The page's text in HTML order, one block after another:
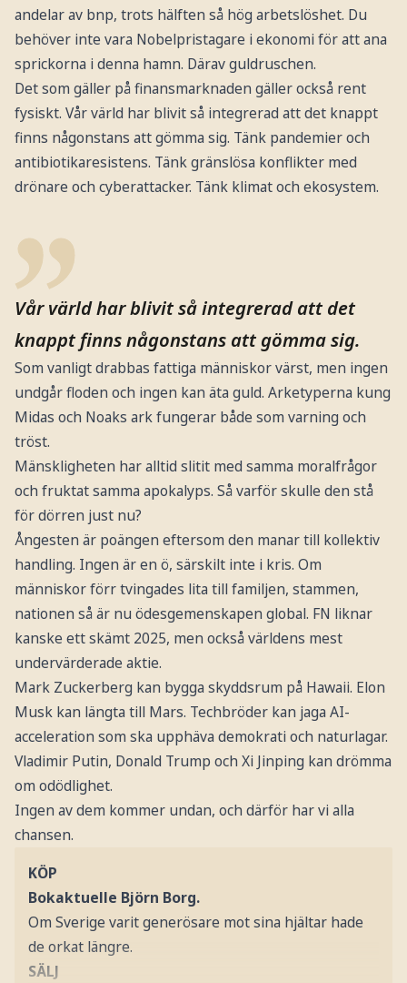
andelar av bnp, trots hälften så hög arbetslöshet. Du
behöver inte vara Nobelpristagare i ekonomi för att ana
sprickorna i denna hamn. Därav guldruschen.
Det som gäller på finansmarknaden gäller också rent
fysiskt. Vår värld har blivit så integrerad att det knappt
finns någonstans att gömma sig. Tänk pandemier och
antibiotikaresistens. Tänk gränslösa konflikter med
drönare och cyberattacker. Tänk klimat och ekosystem.
Vår värld har blivit så integrerad att det
knappt finns någonstans att gömma sig.
Som vanligt drabbas fattiga människor värst, men ingen
undgår floden och ingen kan äta guld. Arketyperna kung
Midas och Noaks ark fungerar både som varning och
tröst.
Mänskligheten har alltid slitit med samma moralfrågor
och fruktat samma apokalyps. Så varför skulle den stå
för dörren just nu?
Ångesten är poängen eftersom den manar till kollektiv
handling. Ingen är en ö, särskilt inte i kris. Om
människor förr tvingades lita till familjen, stammen,
nationen så är nu ödesgemenskapen global. FN liknar
kanske ett skämt 2025, men också världens mest
undervärderade aktie.
Mark Zuckerberg kan bygga skyddsrum på Hawaii. Elon
Musk kan längta till Mars. Techbröder kan jaga AI-
acceleration som ska upphäva demokrati och naturlagar.
Vladimir Putin, Donald Trump och Xi Jinping kan drömma
om odödlighet.
Ingen av dem kommer undan, och därför har vi alla
chansen.
KÖP
Bokaktuelle Björn Borg.
Om Sverige varit generösare mot sina hjältar hade
de orkat längre.
SÄLJ